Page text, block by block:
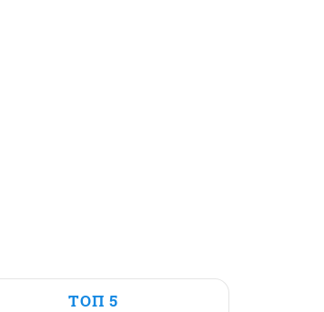
ТОП 5